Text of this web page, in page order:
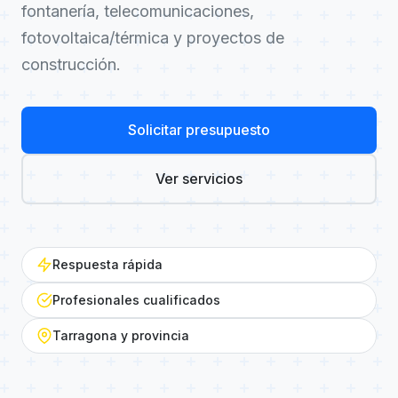
fontanería, telecomunicaciones,
fotovoltaica/térmica y proyectos de
construcción.
Solicitar presupuesto
Ver servicios
Respuesta rápida
Profesionales cualificados
Tarragona y provincia